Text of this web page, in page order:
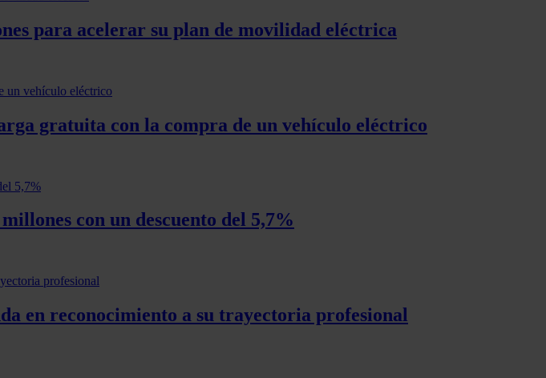
para acelerar su plan de movilidad eléctrica
gratuita con la compra de un vehículo eléctrico
con un descuento del 5,7%
en reconocimiento a su trayectoria profesional